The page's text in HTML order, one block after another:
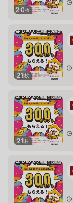
20枚
21枚
21枚